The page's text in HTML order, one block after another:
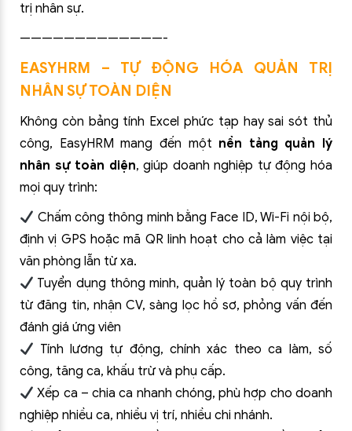
trị nhân sự.
—————————————-
EASYHRM – TỰ ĐỘNG HÓA QUẢN TRỊ
NHÂN SỰ TOÀN DIỆN
Không còn bảng tính Excel phức tạp hay sai sót thủ
công, EasyHRM mang đến một nền tảng quản lý
nhân sự toàn diện, giúp doanh nghiệp tự động hóa
mọi quy trình:
Chấm công thông minh bằng Face ID, Wi-Fi nội bộ,
định vị GPS hoặc mã QR linh hoạt cho cả làm việc tại
văn phòng lẫn từ xa.
Tuyển dụng thông minh, quản lý toàn bộ quy trình
từ đăng tin, nhận CV, sàng lọc hồ sơ, phỏng vấn đến
đánh giá ứng viên
Tính lương tự động, chính xác theo ca làm, số
công, tăng ca, khấu trừ và phụ cấp.
Xếp ca – chia ca nhanh chóng, phù hợp cho doanh
nghiệp nhiều ca, nhiều vị trí, nhiều chi nhánh.